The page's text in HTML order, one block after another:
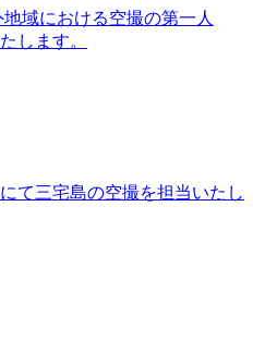
域における空撮の第一人
します。
て三宅島の空撮を担当いたし